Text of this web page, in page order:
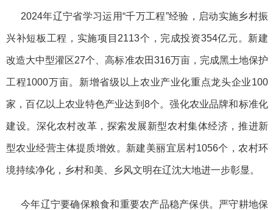
2024年辽宁省学习运用“千万工程”经验，启动实施乡村振
兴补短板工程，实施项目2113个，完成投资354亿元。新建
改造大中型灌区27个、高标准农田316万亩，完成黑土地保护
工程1000万亩。新增省级以上农业产业化重点龙头企业100
家，百亿以上农业特色产业达到8个。强化农业品牌和标准化
建设。深化农村改革，探索发展新型农村集体经济，推进新
型农业经营主体提质增效。新建美丽宜居村1056个，农村环
境持续净化，乡村和美、乡风文明在辽沈大地进一步彰显。
今年辽宁要确保粮食和重要农产品稳产保供。严守耕地保